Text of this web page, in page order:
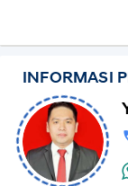
Mudah dan
INFORMASI